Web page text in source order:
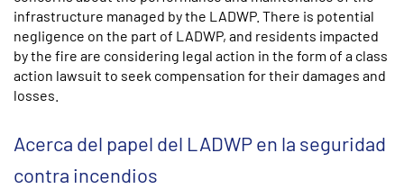
infrastructure managed by the LADWP. There is potential
negligence on the part of LADWP, and residents impacted
by the fire are considering legal action in the form of a class
action lawsuit to seek compensation for their damages and
losses.
Acerca del papel del LADWP en la seguridad
contra incendios